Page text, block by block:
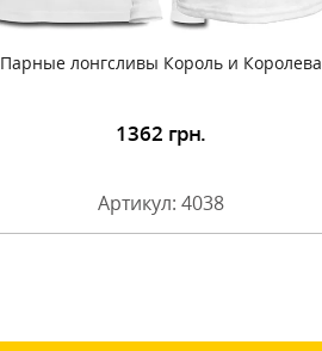
Парные лонгсливы Король и Королева
1362 грн.
Артикул: 4038
Подробнее